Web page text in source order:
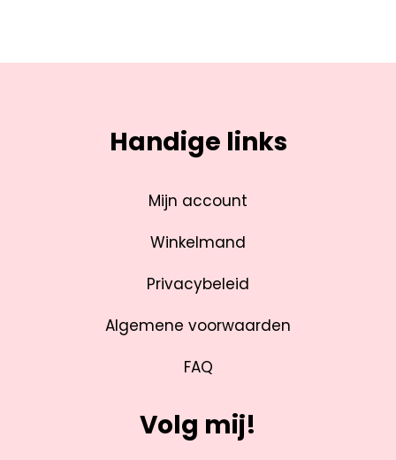
Handige links
Mijn account
Winkelmand
Privacybeleid
Algemene voorwaarden
FAQ
Volg mij!